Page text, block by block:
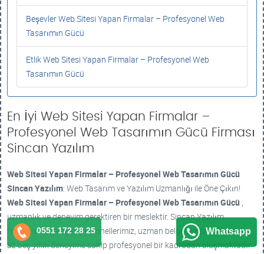
Beşevler Web Sitesi Yapan Firmalar – Profesyonel Web
Tasarımın Gücü
Etlik Web Sitesi Yapan Firmalar – Profesyonel Web
Tasarımın Gücü
En İyi Web Sitesi Yapan Firmalar –
Profesyonel Web Tasarımın Gücü Firması
Sincan Yazılım
Web Sitesi Yapan Firmalar – Profesyonel Web Tasarımın Gücü
Sincan Yazılım: Web Tasarım ve Yazılım Uzmanlığı ile Öne Çıkın!
Web Sitesi Yapan Firmalar – Profesyonel Web Tasarımın Gücü ,
uzmanlık ve deneyim gerektiren bir meslektir. Sincan Yazılım
firmamızda çalışan personellerimiz, uzman belgelere sahip olup en
az beş yıllık deneyime sahip profesyonel bir kadrodan oluşmaktadır.
0551 172 28 25 Whatsapp